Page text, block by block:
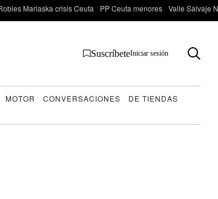
Marlaska crisis Ceuta PP Ceuta menores Valle Salvaje
SuscríbeteIniciar sesión
MOTOR CONVERSACIONES
DE TIENDAS